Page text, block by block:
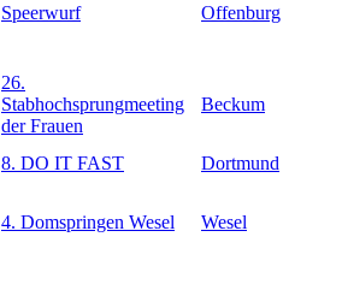
Speerwurf Offenburg
26.
Stabhochsprungmeeting
der Frauen
Beckum
8. DO IT FAST Dortmund
4. Domspringen Wesel Wesel